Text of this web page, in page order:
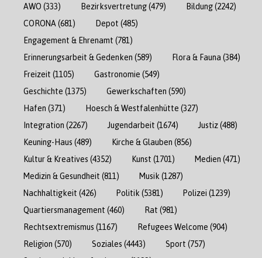
AWO (333) Bezirksvertretung(479) Bildung(2242)
CORONA (681) Depot (485)
Engagement & Ehrenamt (781)
Erinnerungsarbeit & Gedenken (589) Flora & Fauna (384)
Freizeit (1105) Gastronomie (549)
Geschichte (1375) Gewerkschaften (590)
Hafen (371) Hoesch & Westfalenhütte (327)
Integration (2267) Jugendarbeit (1674) Justiz(488)
Keuning-Haus (489) Kirche & Glauben (856)
Kultur & Kreatives (4352) Kunst (1701) Medien (471)
Medizin & Gesundheit (811) Musik (1287)
Nachhaltigkeit (426) Politik (5381) Polizei (1239)
Quartiersmanagement (460) Rat (981)
Rechtsextremismus (1167) Refugees Welcome (904)
Religion (570) Soziales (4443) Sport (757)